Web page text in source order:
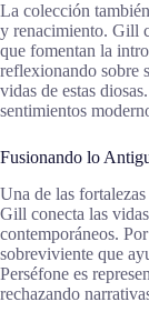
La colección
y renacimiento. Gill
que fomentan la
reflexionando sobre
vidas de estas
sentimientos
Fusionando lo
Una de las
Gill conecta las
contemporáneos.
sobreviviente que
Perséfone es
rechazando